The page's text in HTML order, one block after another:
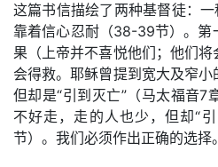
这篇书信描绘了两种基督徒：一
靠着信心忍耐（38-39节）。第
果（上帝并不喜悦他们；他们
会得救。耶稣曾提到宽大及窄小
但却是“引到灭亡”（马太福音7
不好走，走的人也少，但却“
节）。我们必须作出正确的选择。